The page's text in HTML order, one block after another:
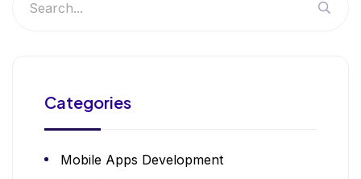
Categories
Mobile Apps Development